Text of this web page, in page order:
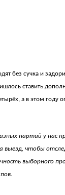
без сучка и
ставить
а в этом году
партий у нас
выезд, чтобы
выборного